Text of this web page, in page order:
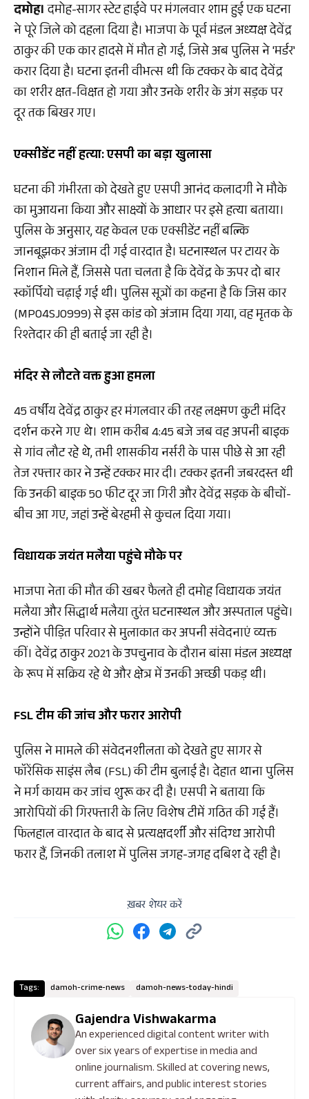
दमोह। दमोह-सागर स्टेट हाईवे पर मंगलवार शाम हुई एक घटना
ने पूरे जिले को दहला दिया है। भाजपा के पूर्व मंडल अध्यक्ष देवेंद्र
ठाकुर की एक कार हादसे में मौत हो गई, जिसे अब पुलिस ने 'मर्डर'
करार दिया है। घटना इतनी वीभत्स थी कि टक्कर के बाद देवेंद्र
का शरीर क्षत-विक्षत हो गया और उनके शरीर के अंग सड़क पर
दूर तक बिखर गए।
एक्सीडेंट नहीं हत्या: एसपी का बड़ा खुलासा
घटना की गंभीरता को देखते हुए एसपी आनंद कलादगी ने मौके
का मुआयना किया और साक्ष्यों के आधार पर इसे हत्या बताया।
पुलिस के अनुसार, यह केवल एक एक्सीडेंट नहीं बल्कि
जानबूझकर अंजाम दी गई वारदात है। घटनास्थल पर टायर के
निशान मिले हैं, जिससे पता चलता है कि देवेंद्र के ऊपर दो बार
स्कॉर्पियो चढ़ाई गई थी। पुलिस सूत्रों का कहना है कि जिस कार
(MP04SJ0999) से इस कांड को अंजाम दिया गया, वह मृतक के
रिश्तेदार की ही बताई जा रही है।
मंदिर से लौटते वक्त हुआ हमला
45 वर्षीय देवेंद्र ठाकुर हर मंगलवार की तरह लक्ष्मण कुटी मंदिर
दर्शन करने गए थे। शाम करीब 4:45 बजे जब वह अपनी बाइक
से गांव लौट रहे थे, तभी शासकीय नर्सरी के पास पीछे से आ रही
तेज रफ्तार कार ने उन्हें टक्कर मार दी। टक्कर इतनी जबरदस्त थी
कि उनकी बाइक 50 फीट दूर जा गिरी और देवेंद्र सड़क के बीचों-
बीच आ गए, जहां उन्हें बेरहमी से कुचल दिया गया।
विधायक जयंत मलैया पहुंचे मौके पर
भाजपा नेता की मौत की खबर फैलते ही दमोह विधायक जयंत
मलैया और सिद्धार्थ मलैया तुरंत घटनास्थल और अस्पताल पहुंचे।
उन्होंने पीड़ित परिवार से मुलाकात कर अपनी संवेदनाएं व्यक्त
कीं। देवेंद्र ठाकुर 2021 के उपचुनाव के दौरान बांसा मंडल अध्यक्ष
के रूप में सक्रिय रहे थे और क्षेत्र में उनकी अच्छी पकड़ थी।
FSL टीम की जांच और फरार आरोपी
पुलिस ने मामले की संवेदनशीलता को देखते हुए सागर से
फॉरेंसिक साइंस लैब (FSL) की टीम बुलाई है। देहात थाना पुलिस
ने मर्ग कायम कर जांच शुरू कर दी है। एसपी ने बताया कि
आरोपियों की गिरफ्तारी के लिए विशेष टीमें गठित की गई हैं।
फिलहाल वारदात के बाद से प्रत्यक्षदर्शी और संदिग्ध आरोपी
फरार हैं, जिनकी तलाश में पुलिस जगह-जगह दबिश दे रही है।
ख़बर शेयर करें
Tags: damoh-crime-news damoh-news-today-hindi
Gajendra Vishwakarma
An experienced digital content writer with
over six years of expertise in media and
online journalism. Skilled at covering news,
current affairs, and public interest stories